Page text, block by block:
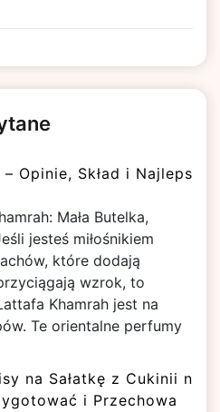
Opinie, Skład i Najleps
Mała Butelka,
jesteś miłośnikiem
które dodają
wzrok, to
Khamrah jest na
Te orientalne perfumy
na Sałatkę z Cukinii n
i Przechowa